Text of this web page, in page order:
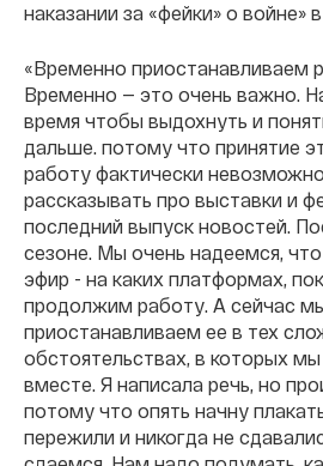
наказании за «фейки» о войне»
«Временно приостанавливаем
Временно — это очень важно.
время чтобы выдохнуть и
дальше. потому что принятие
работу фактически
рассказывать про выставки и
последний выпуск новостей.
сезоне. Мы очень надеемся,
эфир - на каких платформах,
продолжим работу. А сейчас
приостанавливаем ее в тех
обстоятельствах, в которых мы
вместе. Я написала речь, но
потому что опять начну
пережили и никогда не